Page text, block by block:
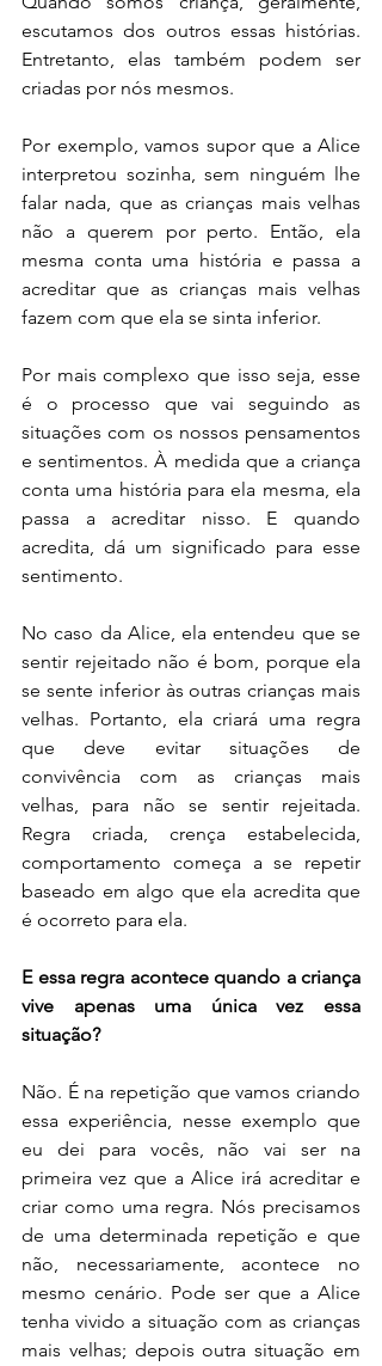
escutamos dos outros essas histórias.
Entretanto, elas também podem ser
criadas por nós mesmos.
Por exemplo, vamos supor que a Alice
interpretou sozinha, sem ninguém lhe
falar nada, que as crianças mais velhas
não a querem por perto. Então, ela
mesma conta uma história e passa a
acreditar que as crianças mais velhas
fazem com que ela se sinta inferior.
Por mais complexo que isso seja, esse
é o processo que vai seguindo as
situações com os nossos pensamentos
e sentimentos. À medida que a criança
conta uma história para ela mesma, ela
passa a acreditar nisso. E quando
acredita, dá um significado para esse
sentimento.
No caso da Alice, ela entendeu que se
sentir rejeitado não é bom, porque ela
se sente inferior às outras crianças mais
velhas. Portanto, ela criará uma regra
que deve evitar situações de
convivência com as crianças mais
velhas, para não se sentir rejeitada.
Regra criada, crença estabelecida,
comportamento começa a se repetir
baseado em algo que ela acredita que
é ocorreto para ela.
E essa regra acontece quando a criança
vive apenas uma única vez essa
situação?
Não. É na repetição que vamos criando
essa experiência, nesse exemplo que
eu dei para vocês, não vai ser na
primeira vez que a Alice irá acreditar e
criar como uma regra. Nós precisamos
de uma determinada repetição e que
não, necessariamente, acontece no
mesmo cenário. Pode ser que a Alice
tenha vivido a situação com as crianças
mais velhas; depois outra situação em